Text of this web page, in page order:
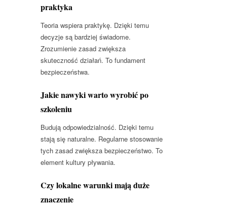
praktyka
Teoria wspiera praktykę. Dzięki temu
decyzje są bardziej świadome.
Zrozumienie zasad zwiększa
skuteczność działań. To fundament
bezpieczeństwa.
Jakie nawyki warto wyrobić po
szkoleniu
Budują odpowiedzialność. Dzięki temu
stają się naturalne. Regularne stosowanie
tych zasad zwiększa bezpieczeństwo. To
element kultury pływania.
Czy lokalne warunki mają duże
znaczenie